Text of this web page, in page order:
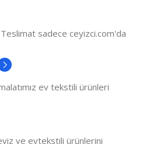
Teslimat sadece ceyizci.com'da
ev tekstili ürünleri
ve evtekstili ürünlerini